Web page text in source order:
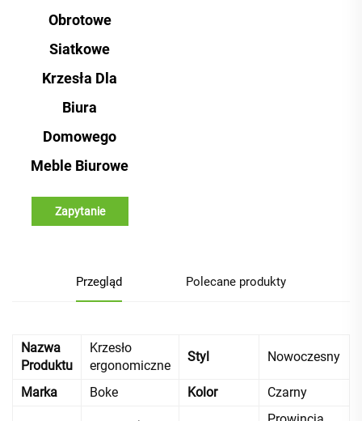
Obrotowe
Siatkowe
Krzesła Dla
Biura
Domowego
Meble Biurowe
Zapytanie
Przegląd Polecane produkty
Nazwa
Produktu
Krzesło
ergonomiczne
Styl Nowoczesny
Marka Boke Kolor Czarny